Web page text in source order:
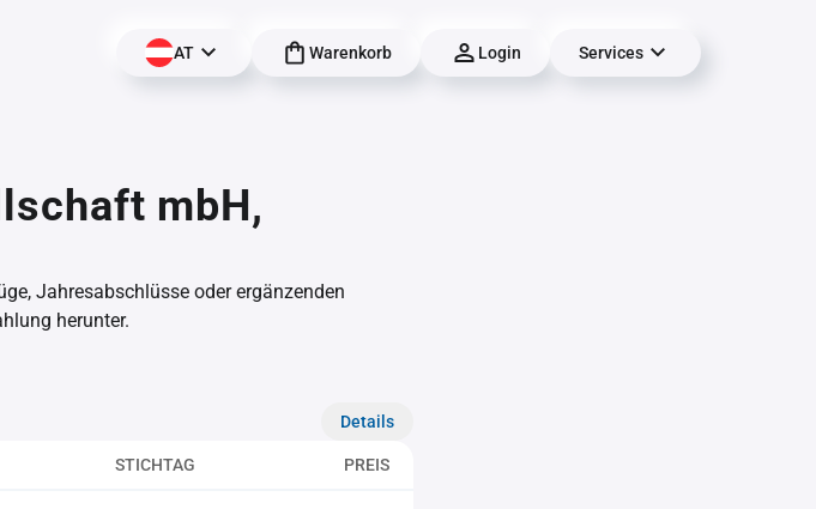
AT Warenkorb Login Services
mbH,
Jahresabschlüsse oder ergänzenden
herunter.
Details
STICHTAG PREIS